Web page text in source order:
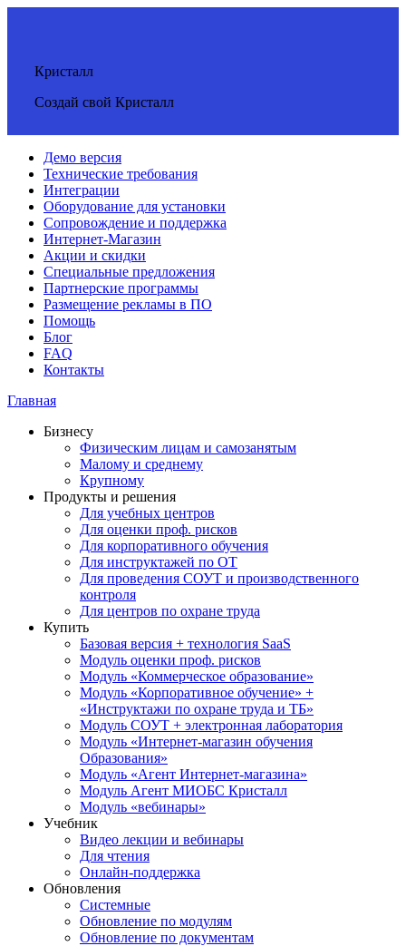
Кристалл
Создай свой Кристалл
Демо версия
Технические требования
Интеграции
Оборудование для установки
Сопровождение и поддержка
Интернет-Магазин
Акции и скидки
Специальные предложения
Партнерские программы
Размещение рекламы в ПО
Помощь
Блог
FAQ
Контакты
Главная
Бизнесу
Физическим лицам и самозанятым
Малому и среднему
Крупному
Продукты и решения
Для учебных центров
Для оценки проф. рисков
Для корпоративного обучения
Для инструктажей по ОТ
Для проведения СОУТ и производственного
контроля
Для центров по охране труда
Купить
Базовая версия + технология SaaS
Модуль оценки проф. рисков
Модуль «Коммерческое образование»
Модуль «Корпоративное обучение» +
«Инструктажи по охране труда и ТБ»
Модуль СОУТ + электронная лаборатория
Модуль «Интернет-магазин обучения
Образования»
Модуль «Агент Интернет-магазина»
Модуль Агент МИОБС Кристалл
Модуль «вебинары»
Учебник
Видео лекции и вебинары
Для чтения
Онлайн-поддержка
Обновления
Системные
Обновление по модулям
Обновление по документам